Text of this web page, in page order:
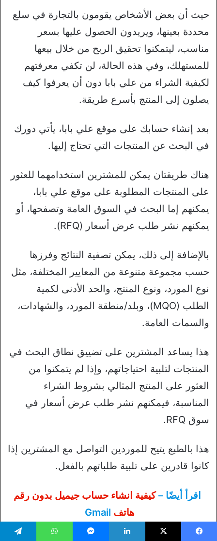
حيث أن بعض الأشخاص يقومون بالتجارة في سلع
محددة بعينها، ويريدون الحصول عليها بسعر
مناسب، ليتمكنوا تحقيق الربح من خلال بيعها
للمستهلك، وفي هذه الحالة، لن تكفي معرفتهم
لكيفية الشراء من علي بابا دون أن يعرفوا كيف
يصلون إلى المنتج بأسرع طريقة.
بعد إنشاء حسابك على موقع علي بابا، يأتي دورك
في البحث عن المنتجات التي تحتاج إليها.
هناك طريقتان يمكن للمشترين استخدامهما للعثور
على المنتجات المطلوبة على موقع علي بابا،
يمكنهم إما البحث في السوق العامة وتصفحها، أو
يمكنهم نشر طلب عرض أسعار (RFQ).
بالإضافة إلى ذلك، يمكن تصفية النتائج وفرزها
حسب مجموعة متنوعة من المعايير المختلفة، مثل
نوع المورد، ونوع المنتج، والحد الأدنى لكمية
الطلب (MQO)، وبلد/منطقة المورد، والشهادات،
والسمات العامة.
هذا يساعد المشترين على تضييق نطاق البحث في
المنتجات لتلبية احتياجاتهم، وإذا لم يتمكنوا من
العثور على المنتج المثالي بشروط الشراء
المناسبة، فيمكنهم نشر طلب عرض أسعار في
سوق RFQ.
هذا بالطبع يتيح للموردين التواصل مع المشترين إذا
كانوا قادرين على تلبية طلباتهم بالفعل.
اقرأ أيضًا –كيفية انشاء حساب جيميل بدون رقم
هاتف